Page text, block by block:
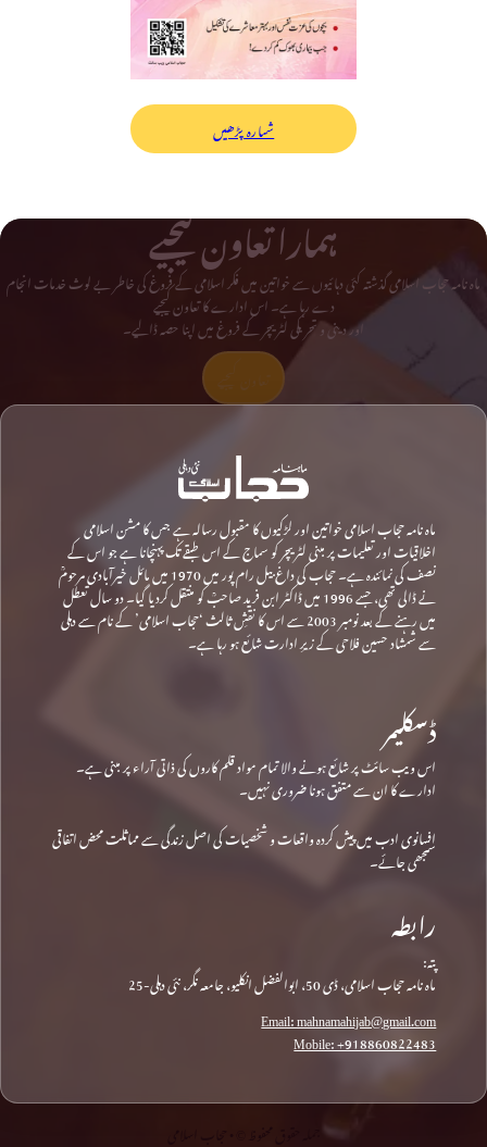
شمارہ پڑھیں
ہمارا تعاون کیجیے
ماہ نامہ حجاب اسلامی گذشتہ کئی دہائیوں سے خواتین میں فکر اسلامی کے فروغ کی خاطر بے لوث خدمات انجام
دے رہا ہے۔ اس ادارے کا تعاون کیجیے
اور دینی و تحریکی لٹریچر کے فروغ میں اپنا حصہ ڈالیے۔
ماہ نامہ حجاب اسلامی خواتین اور لڑکیوں کا مقبول رسالہ ہے جس کا مشن اسلامی
اخلاقیات اور تعلیمات پر مبنی لٹریچر کو سماج کے اس طبقے تک پہنچانا ہے جو اس کے
نصف کی نمائندہ ہے۔ حجاب کی داغ بیل رام پور میں 1970 میں مائل خیرآبادی مرحومؒ
نے ڈالی تھی، جسے 1996 میں ڈاکٹر ابن فرید صاحبؒ کو منتقل کردیا گیا۔ دو سال تعطل
میں رہنے کے بعد نومبر 2003 سے اس کا نقشِ ثالث ‘حجاب اسلامی’ کے نام سے دہلی
سے شمشاد حسین فلاحی کے زیرِ ادارت شائع ہو رہا ہے۔
ڈسکلیمر
اس ویب سائٹ پر شائع ہونے والا تمام مواد قلم کاروں کی ذاتی آراء پر مبنی ہے۔
ادارے کا ان سے متفق ہونا ضروری نہیں۔
افسانوی ادب میں پیش کردہ واقعات و شخصیات کی اصل زندگی سے مماثلت محض اتفاقی
سمجھی جائے۔
رابطہ
پتہ:
ماہ نامہ حجاب اسلامی، ڈی 50، ابوالفضل انکلیو، جامعہ نگر، نئی دہلی-25
Email: mahnamahijab@gmail.com
Mobile: +918860822483